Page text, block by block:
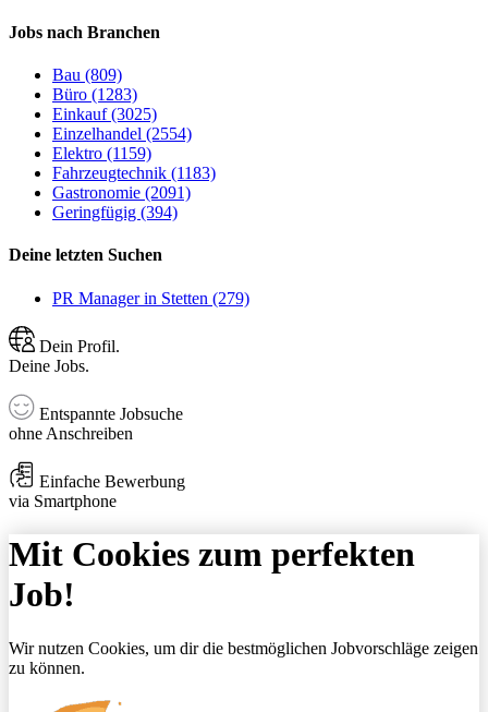
Jobs nach Branchen
Bau (809)
Büro (1283)
Einkauf (3025)
Einzelhandel (2554)
Elektro (1159)
Fahrzeugtechnik (1183)
Gastronomie (2091)
Geringfügig (394)
Deine letzten Suchen
PR Manager in Stetten (279)
Dein Profil.
Deine Jobs.
Entspannte Jobsuche
ohne Anschreiben
Einfache Bewerbung
via Smartphone
Mit Cookies zum perfekten
Job!
Wir nutzen Cookies, um dir die bestmöglichen Jobvorschläge zeigen
zu können.